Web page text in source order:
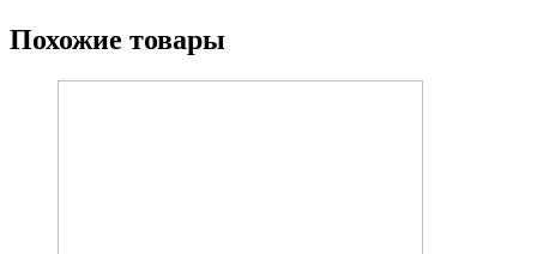
Похожие товары